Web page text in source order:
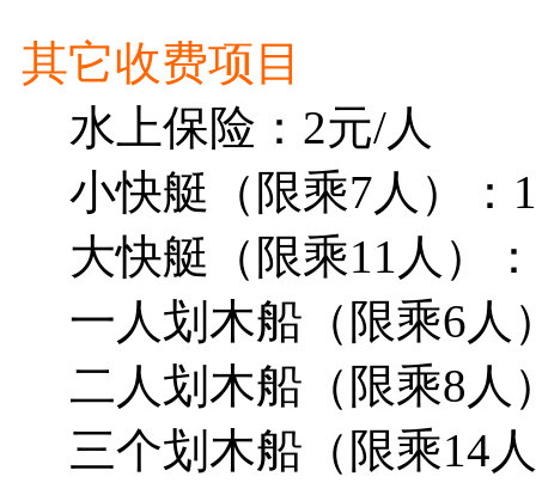
其它收费项目
水上保险：2元/人
小快艇（限乘7人）：
大快艇（限乘11人）
一人划木船（限乘6人
二人划木船（限乘8人
三个划木船（限乘14